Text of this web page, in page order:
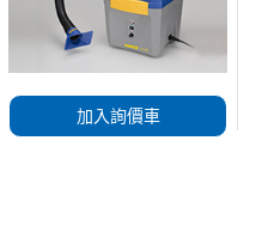
加入詢價車